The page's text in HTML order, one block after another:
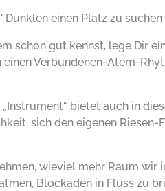
Dunklen einen Platz zu
schon gut kennst, lege Dir
Verbundenen-Atem-
bietet auch in
sich den eigenen Riesen-
wieviel mehr Raum wir
Blockaden in Fluss zu